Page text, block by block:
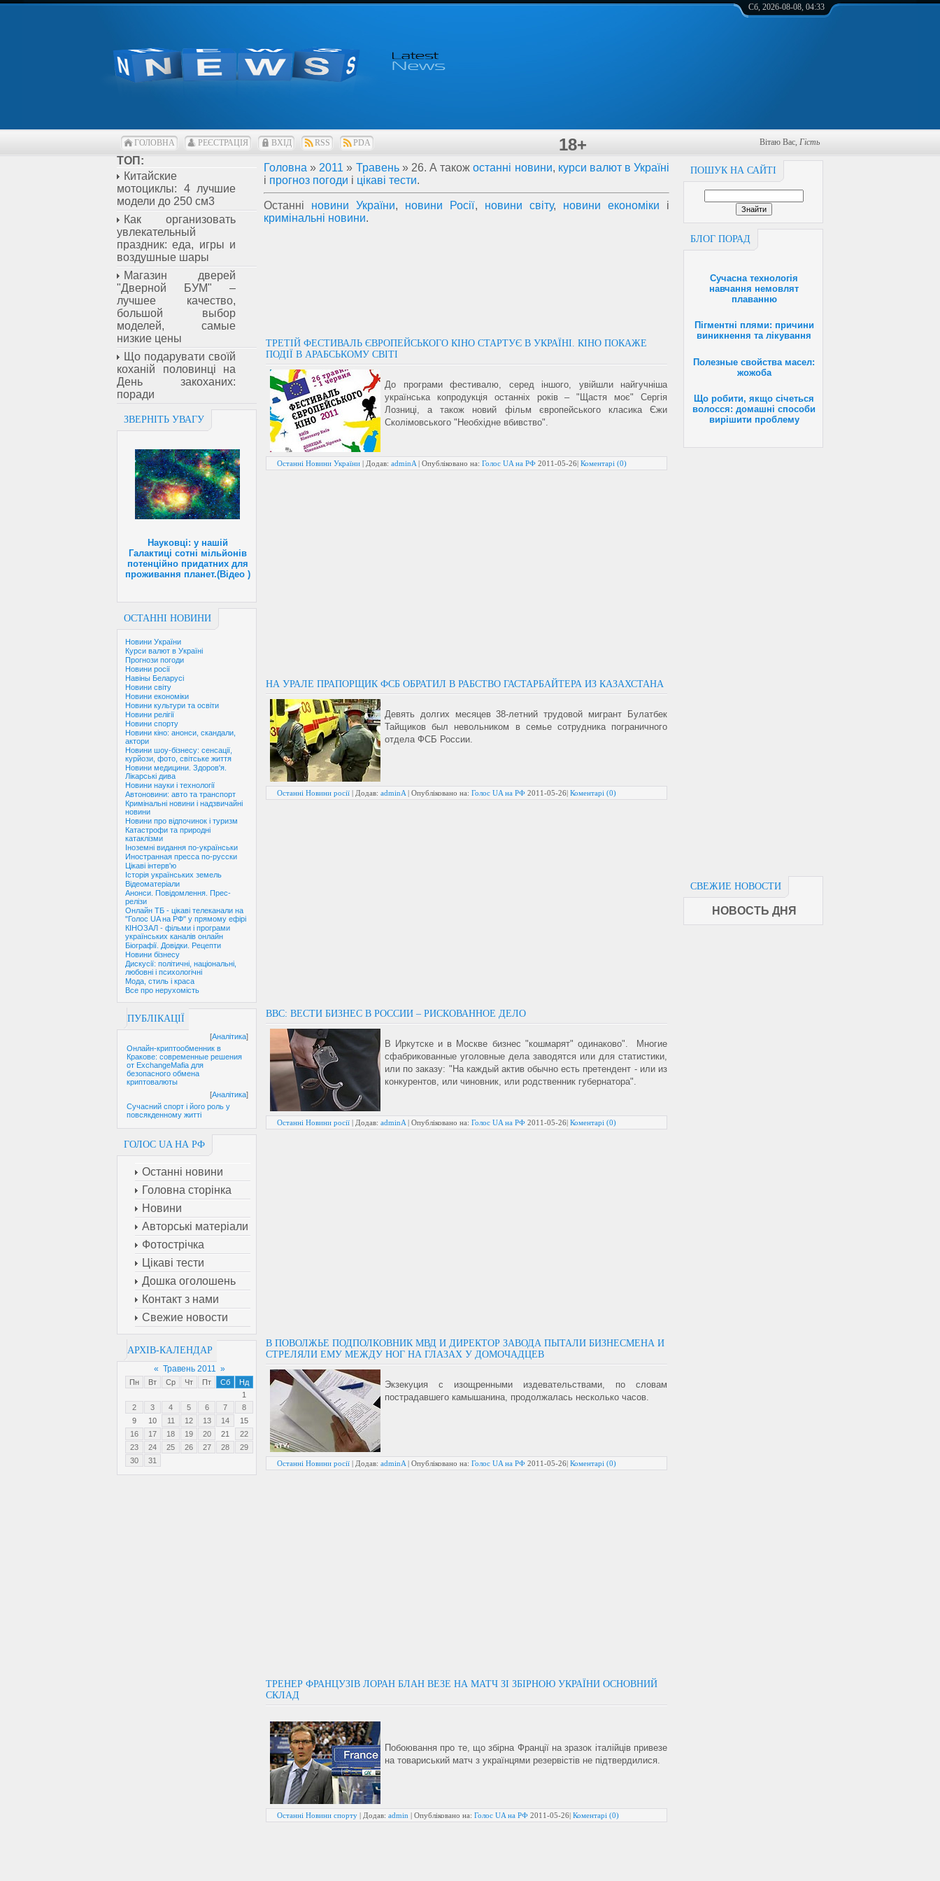
Сб, 2026-08-08, 04:33
ГОЛОВНА РЕЄСТРАЦІЯ ВХІД RSS PDA 18+ Вітаю Вас, Гість
ТОП:
Китайские
мотоциклы: 4 лучшие
модели до 250 см3
Как организовать
увлекательный
праздник: еда, игры и
воздушные шары
Магазин дверей
"Дверной БУМ" –
лучшее качество,
большой выбор
моделей, самые
низкие цены
Що подарувати своїй
коханій половинці на
День закоханих:
поради
ЗВЕРНІТЬ УВАГУ
Науковці: у нашій
Галактиці сотні мільйонів
потенційно придатних для
проживання планет.(Відео )
ОСТАННІ НОВИНИ
Новини України
Курси валют в Україні
Прогнози погоди
Новини росії
Навіны Беларусі
Новини світу
Новини економіки
Новини культури та освіти
Новини релігії
Новини спорту
Новини кіно: анонси, скандали,
актори
Новини шоу-бізнесу: сенсації,
курйози, фото, світське життя
Новини медицини. Здоров'я.
Лікарські дива
Новини науки і технології
Автоновини: авто та транспорт
Кримінальні новини і надзвичайні
новини
Новини про відпочинок і туризм
Катастрофи та природні
катаклізми
Іноземні видання по-українськи
Иностранная пресса по-русски
Цікаві інтерв'ю
Історія українських земель
Відеоматеріали
Анонси. Повідомлення. Прес-
релізи
Онлайн ТБ - цікаві телеканали на
"Голос UA на РФ" у прямому ефірі
КІНОЗАЛ - фільми і програми
українських каналів онлайн
Біографії. Довідки. Рецепти
Новини бізнесу
Дискусії: політичні, національні,
любовні і психологічні
Мода, стиль і краса
Все про нерухомість
ПУБЛІКАЦІЇ
[Аналітика]
Онлайн-криптообменник в
Кракове: современные решения
от ExchangeMafia для
безопасного обмена
криптовалюты
[Аналітика]
Сучасний спорт і його роль у
повсякденному житті
ГОЛОС UA НА РФ
Останні новини
Головна сторінка
Новини
Авторські матеріали
Фотострічка
Цікаві тести
Дошка оголошень
Контакт з нами
Свежие новости
АРХІВ-КАЛЕНДАР
« Травень 2011 »
Пн Вт Ср Чт Пт Сб
Нд
1
2
3 4 5 6 7
8
9
10 11 12 13 14
15
16
17 18 19 20 21
22
23
24 25 26 27 28
29
30
31
ПОШУК НА САЙТІ
БЛОГ ПОРАД
Сучасна технологія
навчання немовлят
плаванню
Пігментні плями: причини
виникнення та лікування
Полезные свойства масел:
жожоба
Що робити, якщо січеться
волосся: домашні способи
вирішити проблему
СВЕЖИЕ НОВОСТИ
НОВОСТЬ ДНЯ
Головна » 2011 » Травень » 26. А такожостанні новини, курси валют в Україні
і прогноз погоди і цікаві тести.
Останні новини України, новини Росії, новини світу, новини економіки і
кримінальні новини.
ТРЕТІЙ ФЕСТИВАЛЬ ЄВРОПЕЙСЬКОГО КІНО СТАРТУЄ В УКРАЇНІ. КІНО ПОКАЖЕ
ПОДІЇ В АРАБСЬКОМУ СВІТІ
До програми фестивалю, серед іншого, увійшли найгучніша
українська копродукція останніх років – "Щастя моє" Сергія
Лозниці, а також новий фільм європейського класика Єжи
Сколімовського "Необхідне вбивство".
Останні Новини України | Додав: adminA | Опубліковано на: Голос UA на РФ 2011-05-26| Коментарі (0)
НА УРАЛЕ ПРАПОРЩИК ФСБ ОБРАТИЛ В РАБСТВО ГАСТАРБАЙТЕРА ИЗ КАЗАХСТАНА
Девять долгих месяцев 38-летний трудовой мигрант Булатбек
Тайщиков был невольником в семье сотрудника пограничного
отдела ФСБ России.
Останні Новини росії | Додав: adminA | Опубліковано на: Голос UA на РФ 2011-05-26| Коментарі (0)
BBC: ВЕСТИ БИЗНЕС В РОССИИ – РИСКОВАННОЕ ДЕЛО
В Иркутске и в Москве бизнес "кошмарят" одинаково". Многие
сфабрикованные уголовные дела заводятся или для статистики,
или по заказу: "На каждый актив обычно есть претендент - или из
конкурентов, или чиновник, или родственник губернатора".
Останні Новини росії | Додав: adminA | Опубліковано на: Голос UA на РФ 2011-05-26| Коментарі (0)
В ПОВОЛЖЬЕ ПОДПОЛКОВНИК МВД И ДИРЕКТОР ЗАВОДА ПЫТАЛИ БИЗНЕСМЕНА И
СТРЕЛЯЛИ ЕМУ МЕЖДУ НОГ НА ГЛАЗАХ У ДОМОЧАДЦЕВ
Экзекуция с изощренными издевательствами, по словам
пострадавшего камышанина, продолжалась несколько часов.
Останні Новини росії | Додав: adminA | Опубліковано на: Голос UA на РФ 2011-05-26| Коментарі (0)
ТРЕНЕР ФРАНЦУЗІВ ЛОРАН БЛАН ВЕЗЕ НА МАТЧ ЗІ ЗБІРНОЮ УКРАЇНИ ОСНОВНИЙ
СКЛАД
Побоювання про те, що збірна Франції на зразок італійців привезе
на товариський матч з українцями резервістів не підтвердилися.
Останні Новини спорту | Додав: admin | Опубліковано на: Голос UA на РФ 2011-05-26| Коментарі (0)